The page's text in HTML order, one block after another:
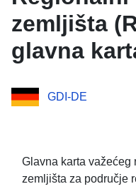
zemljišta
glavna
područje
GDI-DE
Glavna karta važećeg
zemljišta za područje